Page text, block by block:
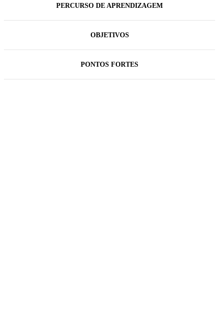
PERCURSO DE APRENDIZAGEM
OBJETIVOS
PONTOS FORTES